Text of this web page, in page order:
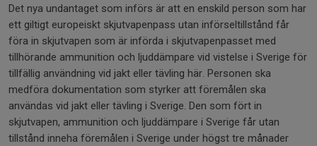
Det nya undantaget som införs är att en enskild person som har
ett giltigt europeiskt skjutvapenpass utan införseltillstånd får
föra in skjutvapen som är införda i skjutvapenpasset med
tillhörande ammunition och ljuddämpare vid vistelse i Sverige för
tillfällig användning vid jakt eller tävling här. Personen ska
medföra dokumentation som styrker att föremålen ska
användas vid jakt eller tävling i Sverige. Den som fört in
skjutvapen, ammunition och ljuddämpare i Sverige får utan
tillstånd inneha föremålen i Sverige under högst tre månader